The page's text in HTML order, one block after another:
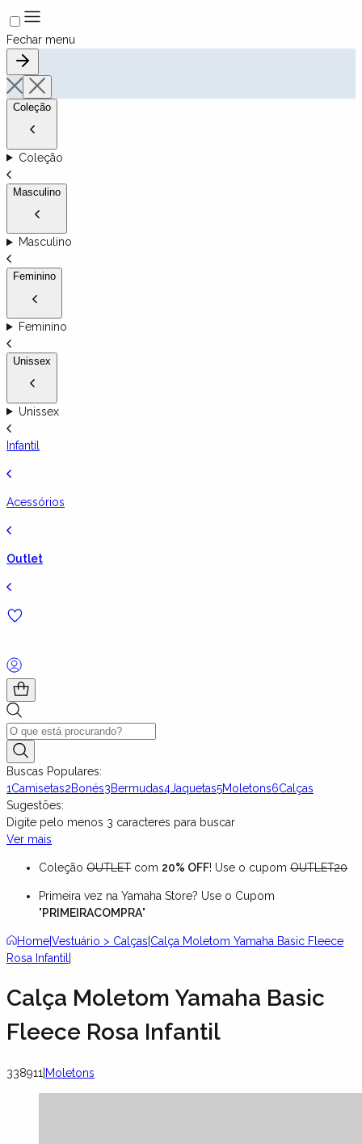
Fechar menu
Coleção
Coleção
Masculino
Masculino
Feminino
Feminino
Unissex
Unissex
Infantil
Acessórios
Outlet
Buscas Populares:
1Camisetas2Bonés3Bermudas4Jaquetas5Moletons6Calças
Sugestões:
Digite pelo menos 3 caracteres para buscar
Ver mais
Coleção OUTLET com 20% OFF! Use o cupom OUTLET20
Primeira vez na Yamaha Store? Use o Cupom
"PRIMEIRACOMPRA"
HomeVestuário > Calças Calça Moletom Yamaha Basic Fleece
Rosa Infantil
Calça Moletom Yamaha Basic
Fleece Rosa Infantil
338911 Moletons